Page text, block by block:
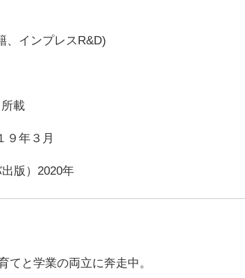
、インプレスR&D)
載
９年３月
版）2020年
てと学業の両立に奔走中。